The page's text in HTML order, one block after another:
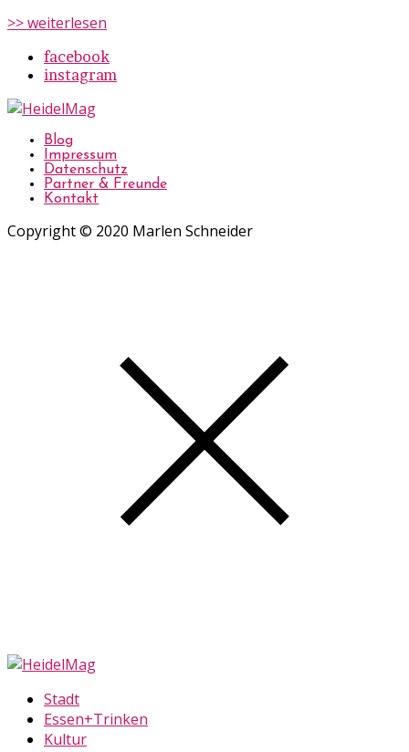
>> weiterlesen
facebook
instagram
Blog
Impressum
Datenschutz
Partner & Freunde
Kontakt
Copyright © 2020 Marlen Schneider
Stadt
Essen+Trinken
Kultur